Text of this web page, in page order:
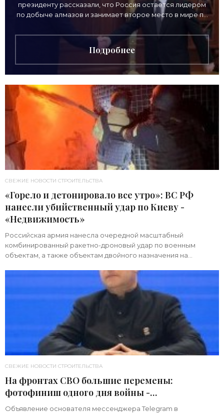
президенту рассказали, что Россия остается лидером
по добыче алмазов и занимает второе место в мире по
Подробнее
СВЕЖИЕ НОВОСТИ СТРОИТЕЛЬСТВА
«Горело и детонировало все утро»: ВС РФ
нанесли убийственный удар по Киеву -
«Недвижимость»
Российская армия нанесла очередной масштабный
комбинированный ракетно-дроновый удар по военным
объектам, а также объектам двойного назначения на
СВЕЖИЕ НОВОСТИ СТРОИТЕЛЬСТВА
На фронтах СВО большие перемены:
фотофиниш одного дня войны -
«Недвижимость»
Объявление основателя мессенджера Telegram в